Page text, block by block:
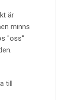
är
minns
"oss"
till